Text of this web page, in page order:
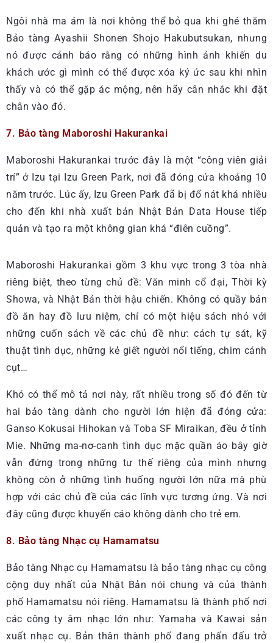
Ngôi nhà ma ám là nơi không thể bỏ qua khi ghé thăm
Bảo tàng Ayashii Shonen Shojo Hakubutsukan, nhưng
nó được cảnh báo rằng có những hình ảnh khiến du
khách ước gì mình có thể được xóa ký ức sau khi nhìn
thấy và có thể gặp ác mộng, nên hãy cân nhắc khi đặt
chân vào đó.
7. Bảo tàng Maboroshi Hakurankai
Maboroshi Hakurankai trước đây là một “công viên giải
trí” ở Izu tại Izu Green Park, nơi đã đóng cửa khoảng 10
năm trước. Lúc ấy, Izu Green Park đã bị đổ nát khá nhiều
cho đến khi nhà xuất bản Nhật Bản Data House tiếp
quản và tạo ra một không gian khá “điên cuồng”.
Maboroshi Hakurankai gồm 3 khu vực trong 3 tòa nhà
riêng biệt, theo từng chủ đề: Văn minh cổ đại, Thời kỳ
Showa, và Nhật Bản thời hậu chiến. Không có quầy bán
đồ ăn hay đồ lưu niệm, chỉ có một hiệu sách nhỏ với
những cuốn sách về các chủ đề như: cách tự sát, kỹ
thuật tình dục, những kẻ giết người nổi tiếng, chim cánh
cụt…
Khó có thể mô tả nơi này, rất nhiều trong số đó đến từ
hai bảo tàng dành cho người lớn hiện đã đóng cửa:
Ganso Kokusai Hihokan và Toba SF Miraikan, đều ở tỉnh
Mie. Những ma-nơ-canh tình dục mặc quần áo bây giờ
vẫn đứng trong những tư thế riêng của mình nhưng
không còn ở những tình huống người lớn nữa mà phù
hợp với các chủ đề của các lĩnh vực tương ứng. Và nơi
đây cũng được khuyến cáo không dành cho trẻ em.
8. Bảo tàng Nhạc cụ Hamamatsu
Bảo tàng Nhạc cụ Hamamatsu là bảo tàng nhạc cụ công
cộng duy nhất của Nhật Bản nói chung và của thành
phố Hamamatsu nói riêng. Hamamatsu là thành phố nơi
các công ty âm nhạc lớn như: Yamaha và Kawai sản
xuất nhạc cụ. Bản thân thành phố đang phấn đấu trở